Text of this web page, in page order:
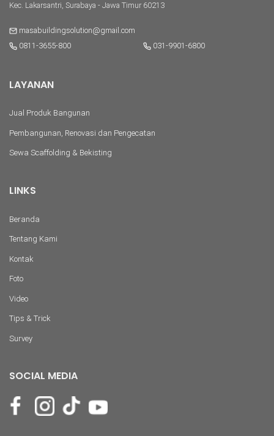
Kec. Lakarsantri, Surabaya - Jawa Timur 60213
masabuildingsolution@gmail.com
0811-3655-800
031-9901-6800
LAYANAN
Jual Produk Bangunan
Pembangunan, Renovasi dan Pengecatan
Sewa Scaffolding & Bekisting
LINKS
Beranda
Tentang Kami
Kontak
Foto
Video
Tips & Trick
Survey
SOCIAL MEDIA